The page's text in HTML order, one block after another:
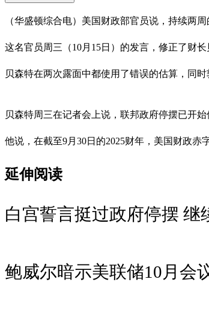
（华盛顿综合电）美国财政部官员说，持续两
这名官员周三（10月15日）的发言，修正了财
贝森特在两次露面中都使用了错误的估算，同
贝森特周三在记者会上说，联邦政府停摆已开
他说，在截至9月30日的2025财年，美国财政
延伸阅读
白宫誓言挺过政府停摆 继
鲍威尔暗示美联储10月会